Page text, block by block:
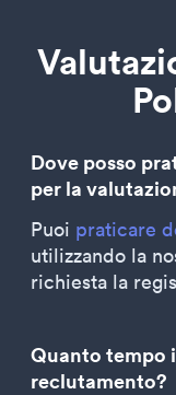
Dove posso
per la
Puoi praticare
utilizzando la
richiesta la
Quanto tempo
reclutamento?